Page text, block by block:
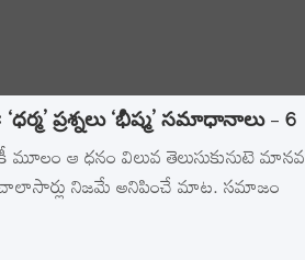
ప్రశ్నలు ‘భీష్మ’ సమాధానాలు – 6
మూలం ఆ ధనం విలువ తెలుసుకునుటె మానవ
చాలాసార్లు నిజమే అనిపించే మాట. సమాజం